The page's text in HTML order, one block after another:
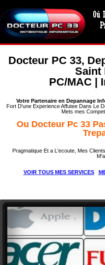
Docteur PC 33,
Saint
PC/MAC |
Votre Partenaire en Depannage
Fort D'une Experience Affutee Dans Le
Mets mes
Ou Docteur Pc 33
Pragmatique Et a L'ecoute, Mes
VOIR TOUS MES SERVICES